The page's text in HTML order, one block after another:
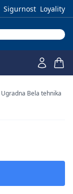
Sigurnost Loyality
Ugradna Bela tehnika